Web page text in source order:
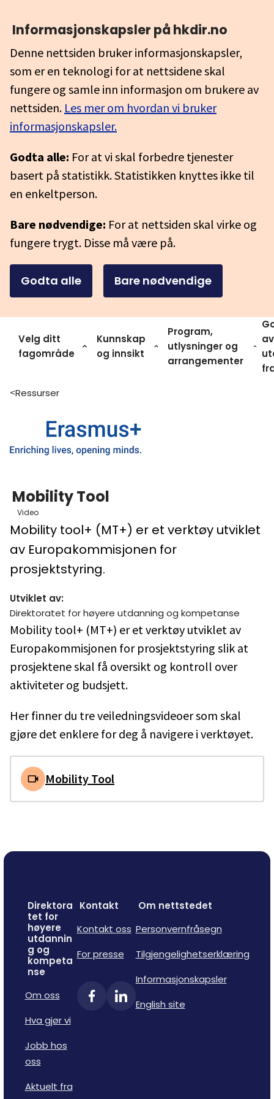
Informasjonskapsler på hkdir.no
Denne nettsiden bruker informasjonskapsler,
som er en teknologi for at nettsidene skal
fungere og samle inn informasjon om brukere av
nettsiden. Les mer om hvordan vi bruker
informasjonskapsler.
Godta alle: For at vi skal forbedre tjenester
basert på statistikk. Statistikken knyttes ikke til
en enkeltperson.
Bare nødvendige: For at nettsiden skal virke og
fungere trygt. Disse må være på.
Godta alle Bare nødvendige
Velg ditt
fagområde
Kunnskap
og innsikt
Program,
utlysninger og
arrangementer
av
>Ressurser
Mobility Tool
Video
Mobility tool+ (MT+) er et verktøy utviklet
av Europakommisjonen for
prosjektstyring.
Utviklet av:
Direktoratet for høyere utdanning og kompetanse
Mobility tool+ (MT+) er et verktøy utviklet av
Europakommisjonen for prosjektstyring slik at
prosjektene skal få oversikt og kontroll over
aktiviteter og budsjett.
Her finner du tre veiledningsvideoer som skal
gjøre det enklere for deg å navigere i verktøyet.
Mobility Tool
Direktora
tet for
høyere
utdannin
g og
kompeta
nse
Om oss
Hva gjør vi
Jobb hos
oss
Aktuelt fra
Kontakt
Kontakt oss
For presse
Om nettstedet
Personvernfråsegn
Tilgjengelighetserklæring
Informasjonskapsler
English site